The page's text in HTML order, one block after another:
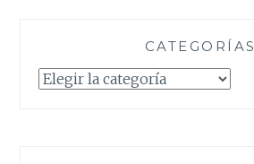
CATEGORÍAS
Categorías